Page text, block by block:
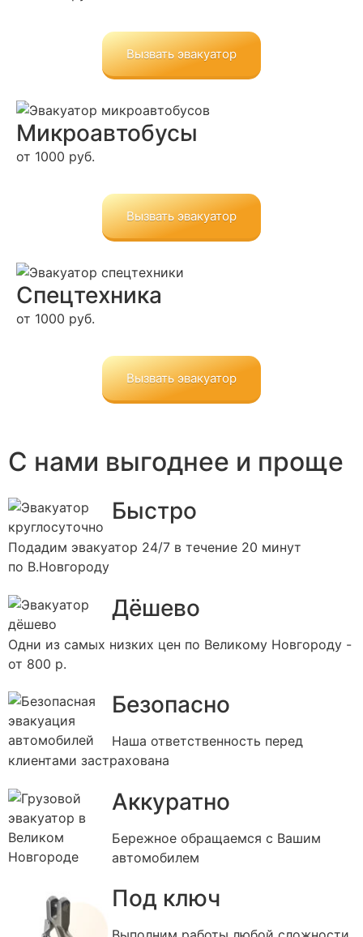
Вызвать эвакуатор
Микро­автобусы
от 1000 руб.
Вызвать эвакуатор
Спец­техника
от 1000 руб.
Вызвать эвакуатор
С нами выгоднее и проще
Быстро
Подадим эвакуатор 24/7 в течение 20 минут
по В.Новгороду
Дёшево
Одни из самых низких цен по Великому Новгороду -
от 800 р.
Безопасно
Наша ответственность перед
клиентами застрахована
Аккуратно
Бережное обращаемся с Вашим
автомобилем
Под ключ